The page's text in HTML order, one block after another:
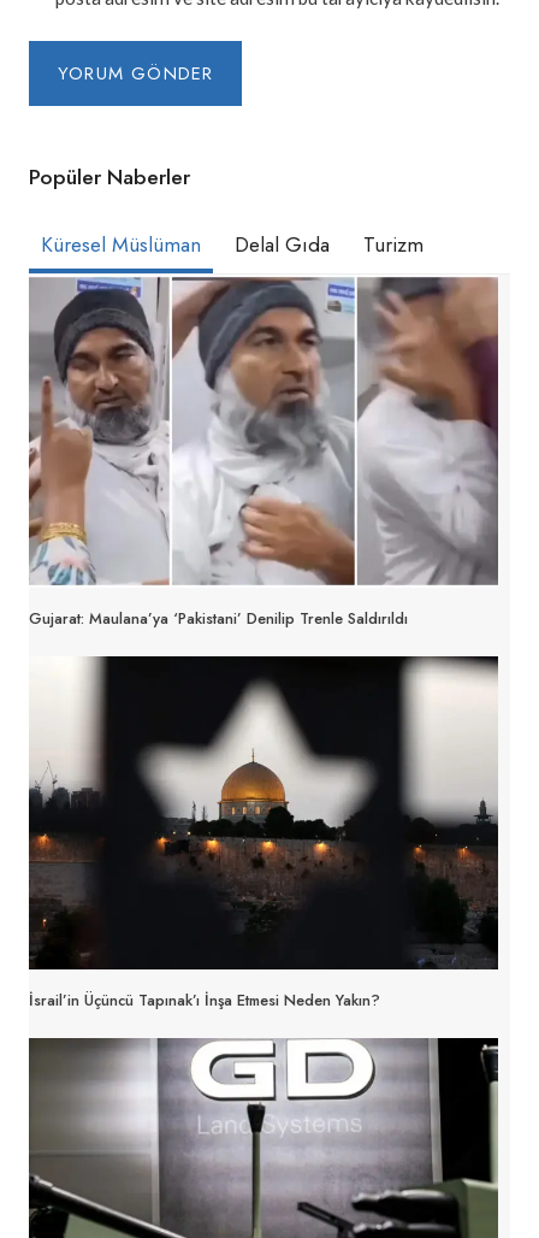
Popüler Naberler
Küresel Müslüman Delal Gıda Turizm
Gujarat: Maulana’ya ‘Pakistani’ Denilip Trenle Saldırıldı
İsrail’in Üçüncü Tapınak’ı İnşa Etmesi Neden Yakın?